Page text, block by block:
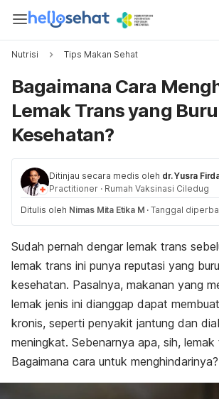
Nutrisi Tips Makan Sehat
Bagaimana Cara
Lemak Trans yang
Kesehatan?
Ditinjau secara medis oleh dr. Yusra
Practitioner · Rumah Vaksinasi Ciledug
Ditulis oleh Nimas Mita Etika M · Tanggal
Sudah pernah dengar lemak trans
lemak trans ini punya reputasi yang
kesehatan. Pasalnya, makanan yang
lemak jenis ini dianggap dapat
kronis, seperti penyakit jantung dan
meningkat. Sebenarnya apa, sih, lemak
Bagaimana cara untuk menghindarinya?